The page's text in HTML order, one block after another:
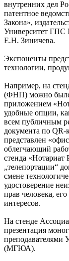
внутренних дел
патентное
Закона»,
Университет ГПС
Е.Н. Зиничева.
Экспоненты
технологии,
Например, на
(ФНП) можно было
приложением
удобные опции,
всем публичным
документа по QR-
представлен
облегчающий
стенда «Нотариат
„телепортации“
смене
удостоверение
прав человека,
интересов.
На стенде
презентация
преподавателями
(МГЮА).